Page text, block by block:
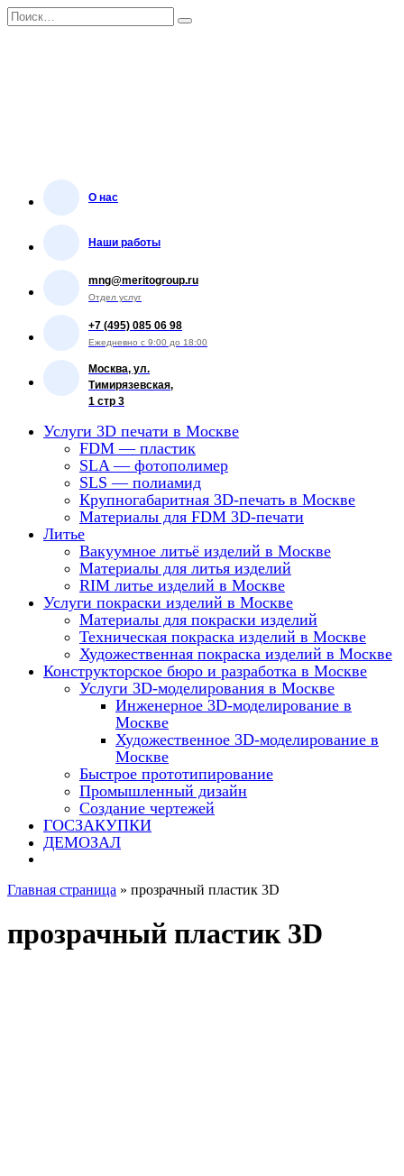
Перейти
к
Search
for:
О нас
Наши работы
mng@meritogroup.ru
Отдел услуг
+7 (495) 085 06 98
Ежедневно с 9:00 до 18:00
Москва, ул.
Тимирязевская,
1 стр 3
Услуги 3D печати в Москве
FDM — пластик
SLA — фотополимер
SLS — полиамид
Крупногабаритная 3D-печать в Москве
Материалы для FDM 3D-печати
Литье
Вакуумное литьё изделий в Москве
Материалы для литья изделий
RIM литье изделий в Москве
Услуги покраски изделий в Москве
Материалы для покраски изделий
Техническая покраска изделий в Москве
Художественная покраска изделий в Москве
Конструкторское бюро и разработка в Москве
Услуги 3D-моделирования в Москве
Инженерное 3D-моделирование в
Москве
Художественное 3D-моделирование в
Москве
Быстрое прототипирование
Промышленный дизайн
Создание чертежей
ГОСЗАКУПКИ
ДЕМОЗАЛ
Главная страница » прозрачный пластик 3D
прозрачный пластик 3D